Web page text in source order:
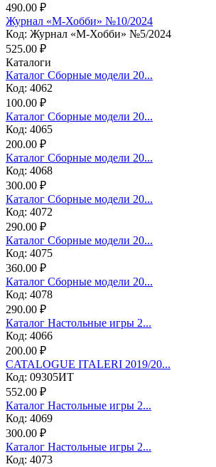
490.00 ₽
Журнал «М-Хобби» №10/2024
Код: Журнал «М-Хобби» №5/2024
525.00 ₽
Каталоги
Каталог Сборные модели 20...
Код: 4062
100.00 ₽
Каталог Сборные модели 20...
Код: 4065
200.00 ₽
Каталог Сборные модели 20...
Код: 4068
300.00 ₽
Каталог Сборные модели 20...
Код: 4072
290.00 ₽
Каталог Сборные модели 20...
Код: 4075
360.00 ₽
Каталог Сборные модели 20...
Код: 4078
290.00 ₽
Каталог Настольные игры 2...
Код: 4066
200.00 ₽
CATALOGUE ITALERI 2019/20...
Код: 09305ИТ
552.00 ₽
Каталог Настольные игры 2...
Код: 4069
300.00 ₽
Каталог Настольные игры 2...
Код: 4073